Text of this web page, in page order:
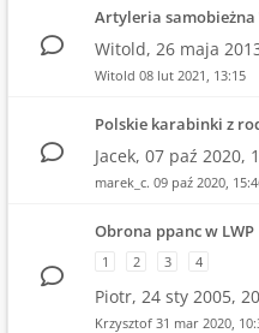
Artyleria samobieżna
Witold, 26 maja
Witold 08 lut 2021, 13:15
Polskie karabinki z
Jacek, 07 paź 2020,
marek_c. 09 paź 2020,
Obrona ppanc w LWP
1
2 3 4
Piotr, 24 sty 2005,
Krzysztof 31 mar 2020,